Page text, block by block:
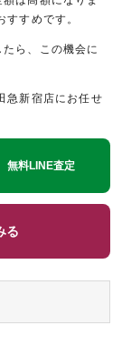
すめです。
ら、この機会に
急新宿店にお任せ
無料LINE査定
る